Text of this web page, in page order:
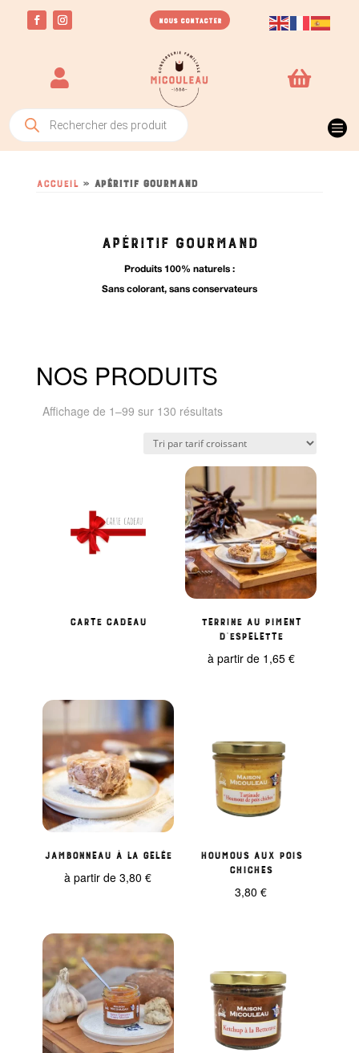
NOUS CONTACTER
 
Recherche
de
produits

Accueil » apéritif gourmand
APÉRITIF GOURMAND
Produits 100% naturels :
Sans colorant, sans conservateurs
NOS PRODUITS
Affichage de 1–99 sur 130 résultatsTrié
prix
croissant
Carte cadeau
Terrine au piment
d’Espelette
à partir de 1,65 €
Jambonneau à la gelée
à partir de3,80€
Houmous aux pois
chiches
3,80€